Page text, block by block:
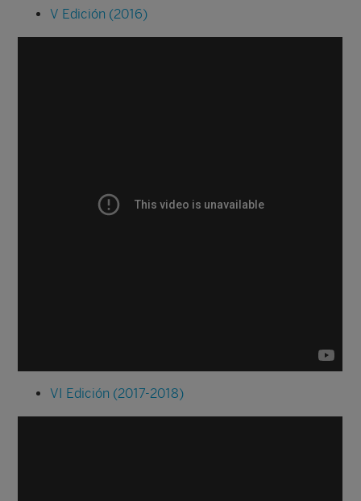
V Edición (2016)
VI Edición (2017-2018)